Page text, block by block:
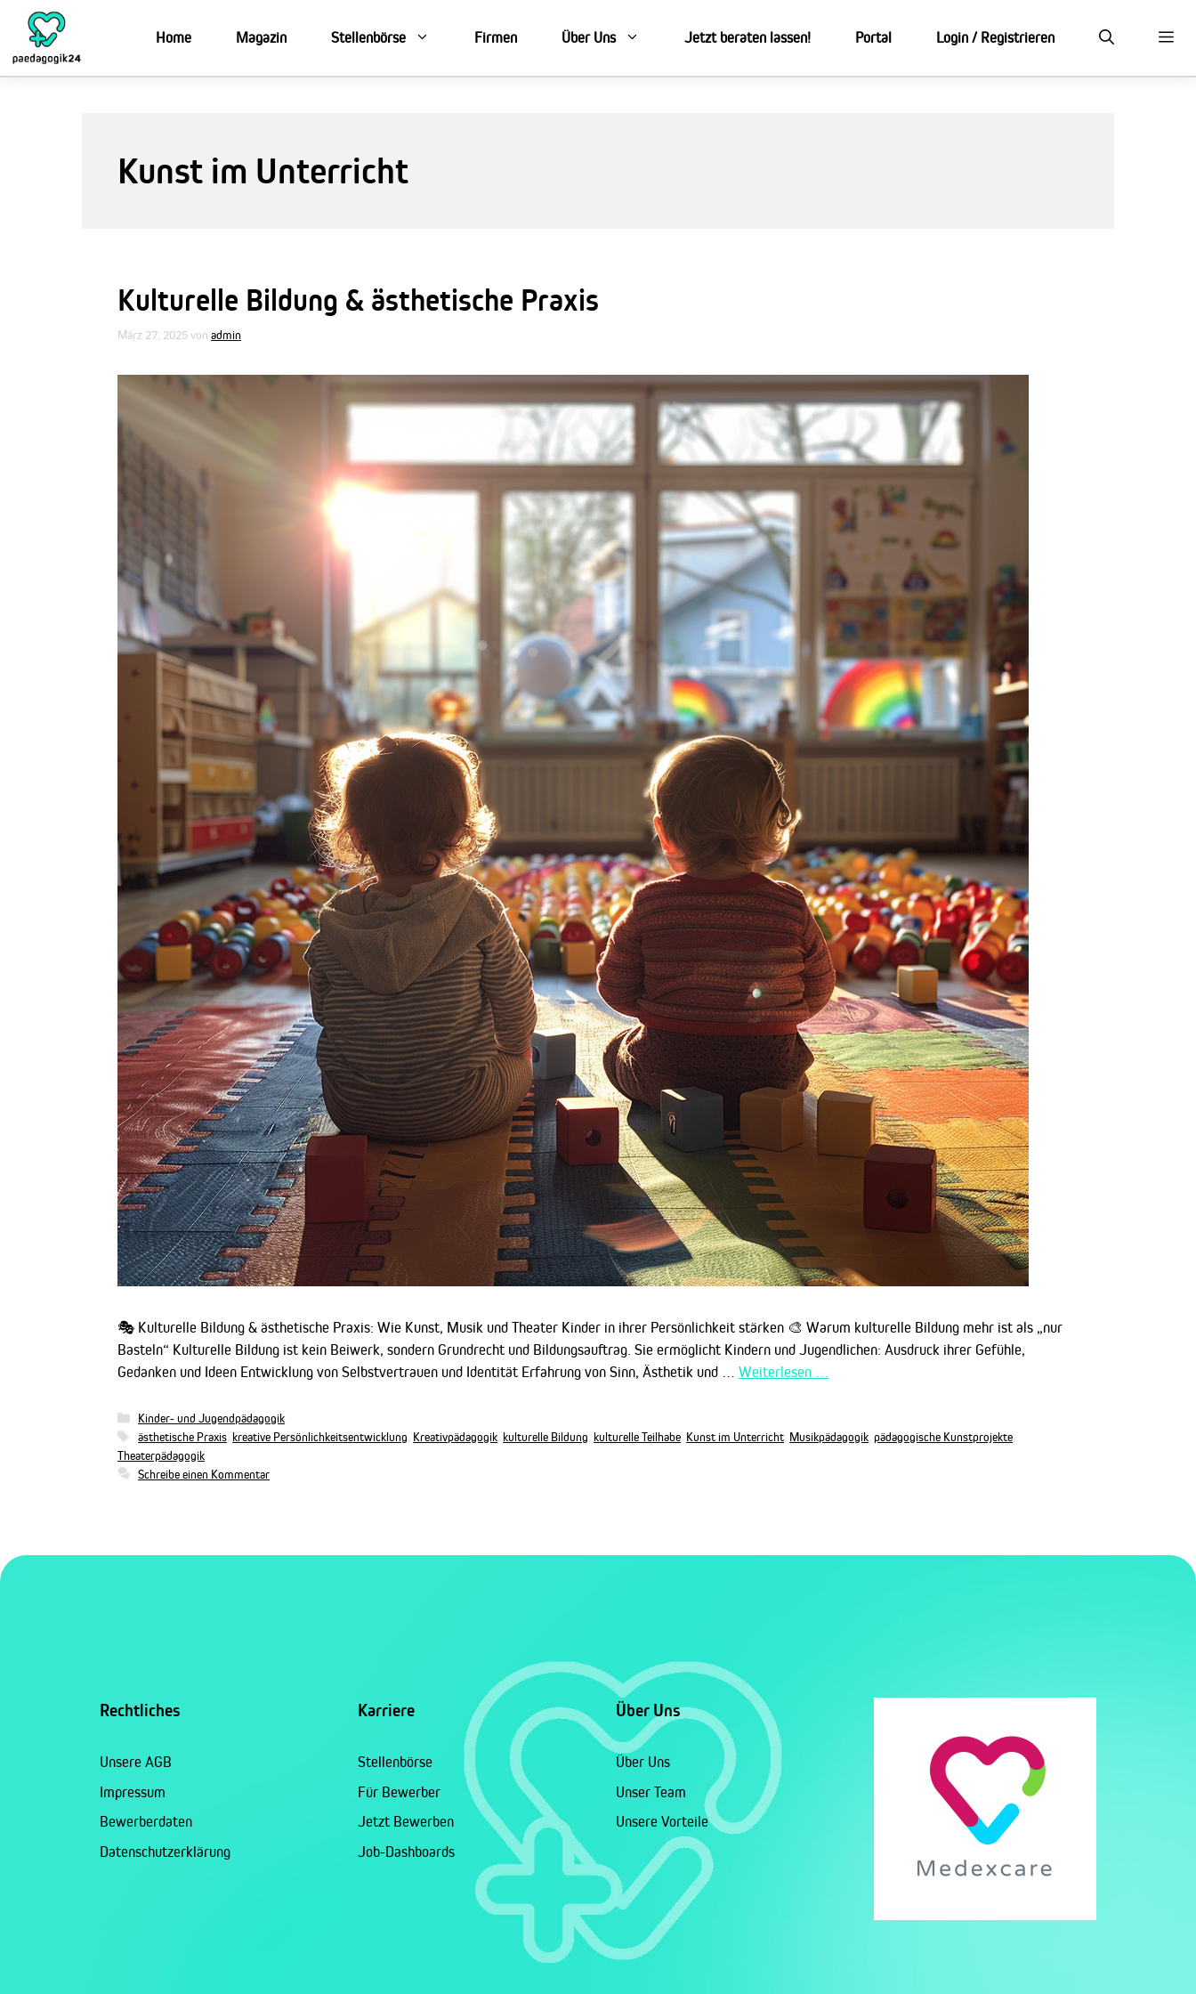
Inhalt
springen
Home Magazin Stellenbörse Firmen Über Uns Jetzt beraten lassen! Portal Login / Registrieren
Kunst im Unterricht
Kulturelle Bildung & ästhetische Praxis
März 27, 2025von admin
🎭 Kulturelle Bildung & ästhetische Praxis: Wie Kunst, Musik und Theater Kinder in ihrer Persönlichkeit stärken 🎨 Warum kulturelle Bildung mehr ist als „nur
Basteln“ Kulturelle Bildung ist kein Beiwerk, sondern Grundrecht und Bildungsauftrag. Sie ermöglicht Kindern und Jugendlichen: Ausdruck ihrer Gefühle,
Gedanken und Ideen Entwicklung von Selbstvertrauen und Identität Erfahrung von Sinn, Ästhetik und … Weiterlesen …
Kategorien
Kinder- und Jugendpädagogik
Schlagwörter
ästhetische Praxis kreative Persönlichkeitsentwicklung Kreativpädagogik kulturelle Bildung kulturelle Teilhabe Kunst im Unterricht Musikpädagogik ,pädagogische Kunstprojekte
Theaterpädagogik
Schreibe einen Kommentar
Rechtliches
Unsere AGB
Impressum
Bewerberdaten
Datenschutzerklärung
Karriere
Stellenbörse
Für Bewerber
Jetzt Bewerben
Job-Dashboards
Über Uns
Über Uns
Unser Team
Unsere Vorteile